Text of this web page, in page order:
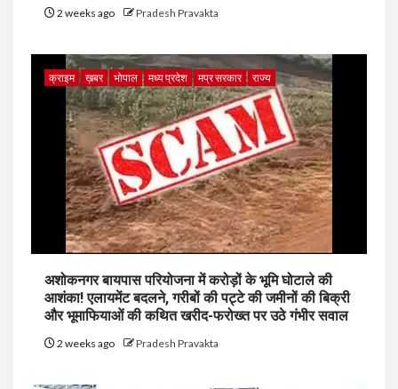
2 weeks ago Pradesh Pravakta
क्राइम ख़बर भोपाल मध्य प्रदेश मप्र सरकार राज्य
अशोकनगर बायपास परियोजना में करोड़ों के भूमि घोटाले की
आशंका! एलायमेंट बदलने, गरीबों की पट्टे की जमीनों की बिक्री
और भूमाफियाओं की कथित खरीद-फरोख्त पर उठे गंभीर सवाल
2 weeks ago Pradesh Pravakta